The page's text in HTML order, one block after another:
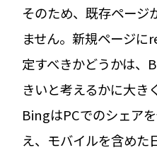
そのため、既存ページ
ません。新規ページ
定すべきかどうかは、
きいと考えるかに大き
BingはPCでのシェア
え、モバイルを含めた